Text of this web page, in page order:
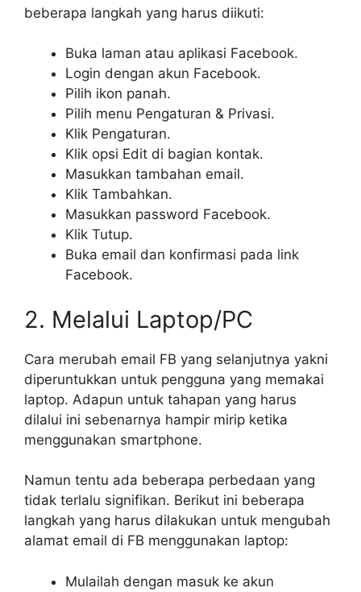
beberapa langkah yang harus diikuti:
Buka laman atau aplikasi Facebook.
Login dengan akun Facebook.
Pilih ikon panah.
Pilih menu Pengaturan & Privasi.
Klik Pengaturan.
Klik opsi Edit di bagian kontak.
Masukkan tambahan email.
Klik Tambahkan.
Masukkan password Facebook.
Klik Tutup.
Buka email dan konfirmasi pada link
Facebook.
2. Melalui Laptop/PC
Cara merubah email FB yang selanjutnya yakni
diperuntukkan untuk pengguna yang memakai
laptop. Adapun untuk tahapan yang harus
dilalui ini sebenarnya hampir mirip ketika
menggunakan smartphone.
Namun tentu ada beberapa perbedaan yang
tidak terlalu signifikan. Berikut ini beberapa
langkah yang harus dilakukan untuk mengubah
alamat email di FB menggunakan laptop:
Mulailah dengan masuk ke akun